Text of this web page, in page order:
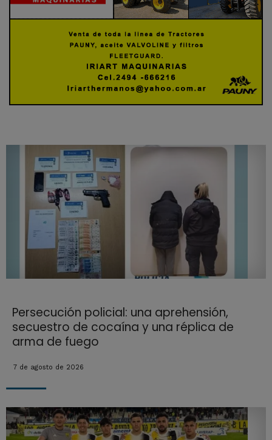
Persecución policial: una aprehensión,
secuestro de cocaína y una réplica de
arma de fuego
7 de agosto de 2026